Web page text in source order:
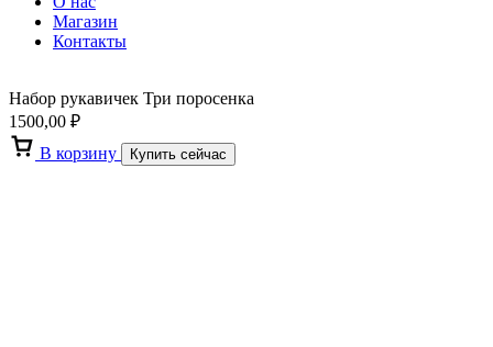
Магазин
Контакты
Набор рукавичек Три поросенка
1500,00 ₽
В корзину
Купить сейчас